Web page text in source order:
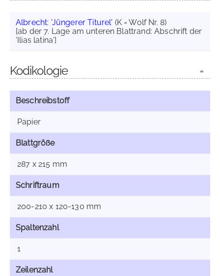
Albrecht: 'Jüngerer Titurel' (K = Wolf Nr. 8)
[ab der 7. Lage am unteren Blattrand: Abschrift der
'Ilias latina']
Kodikologie
Beschreibstoff
Papier
Blattgröße
287 x 215 mm
Schriftraum
200-210 x 120-130 mm
Spaltenzahl
1
Zeilenzahl